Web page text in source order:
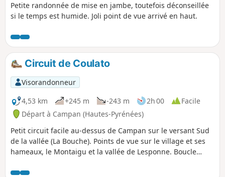
Petite randonnée de mise en jambe, toutefois déconseillée
si le temps est humide. Joli point de vue arrivé en haut.
Circuit de Coulato
Visorandonneur
4,53 km
+245 m -243 m 2h 00
Facile
Départ à Campan (Hautes-Pyrénées)
Petit circuit facile au-dessus de Campan sur le versant Sud
de la vallée (La Bouche). Points de vue sur le village et ses
hameaux, le Montaigu et la vallée de Lesponne. Boucle